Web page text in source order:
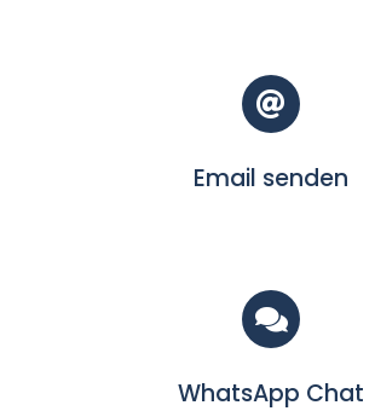
Email senden
WhatsApp Chat